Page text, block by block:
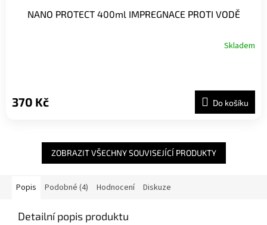
NANO PROTECT 400ml IMPREGNACE PROTI VODĚ
Skladem
370 Kč Do košíku
ZOBRAZIT VŠECHNY SOUVISEJÍCÍ PRODUKTY
Popis Podobné (4) Hodnocení Diskuze
Detailní popis produktu